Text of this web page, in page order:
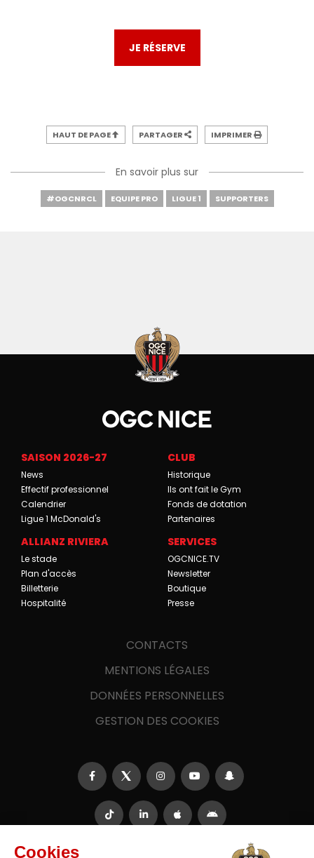
JE RÉSERVE
HAUT DE PAGE PARTAGER IMPRIMER
En savoir plus sur
#OGCNRCL EQUIPE PRO LIGUE 1 SUPPORTERS
SAISON 2026-27
News
Effectif professionnel
Calendrier
Ligue 1 McDonald's
CLUB
Historique
Ils ont fait le Gym
Fonds de dotation
Partenaires
ALLIANZ RIVIERA
Le stade
Plan d'accès
Billetterie
Hospitalité
SERVICES
OGCNICE.TV
Newsletter
Boutique
Presse
CONTACTS
MENTIONS LÉGALES
DONNÉES PERSONNELLES
GESTION DES COOKIES